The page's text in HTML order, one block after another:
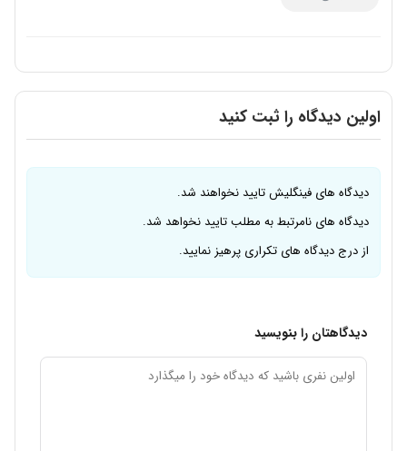
اولین دیدگاه را ثبت کنید
دیدگاه های فینگلیش تایید نخواهند شد.
دیدگاه های نامرتبط به مطلب تایید نخواهد شد.
از درج دیدگاه های تکراری پرهیز نمایید.
دیدگاهتان را بنویسید